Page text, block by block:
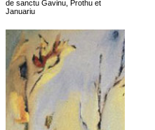
de sanctu Gavinu, Prothu et
Januariu